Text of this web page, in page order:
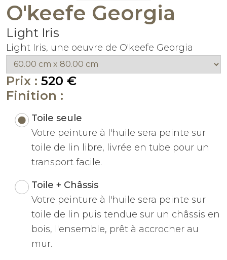
O'keefe Georgia
Light Iris
Light Iris, une oeuvre de O'keefe Georgia
Prix : 520 €
Finition :
Toile seule
Votre peinture à l'huile sera peinte sur
toile de lin libre, livrée en tube pour un
transport facile.
Toile + Châssis
Votre peinture à l'huile sera peinte sur
toile de lin puis tendue sur un châssis en
bois, l'ensemble, prêt à accrocher au
mur.